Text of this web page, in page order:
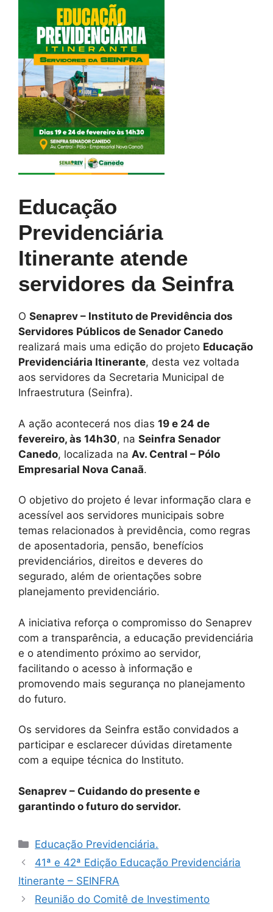
Educação
Previdenciária
Itinerante atende
servidores da Seinfra
O Senaprev – Instituto de Previdência dos
Servidores Públicos de Senador Canedo
realizará mais uma edição do projeto Educação
Previdenciária Itinerante, desta vez voltada
aos servidores da Secretaria Municipal de
Infraestrutura (Seinfra).
A ação acontecerá nos dias 19 e 24 de
fevereiro, às 14h30, na Seinfra Senador
Canedo, localizada na Av. Central – Pólo
Empresarial Nova Canaã.
O objetivo do projeto é levar informação clara e
acessível aos servidores municipais sobre
temas relacionados à previdência, como regras
de aposentadoria, pensão, benefícios
previdenciários, direitos e deveres do
segurado, além de orientações sobre
planejamento previdenciário.
A iniciativa reforça o compromisso do Senaprev
com a transparência, a educação previdenciária
e o atendimento próximo ao servidor,
facilitando o acesso à informação e
promovendo mais segurança no planejamento
do futuro.
Os servidores da Seinfra estão convidados a
participar e esclarecer dúvidas diretamente
com a equipe técnica do Instituto.
Senaprev – Cuidando do presente e
garantindo o futuro do servidor.
Educação Previdenciária.
41ª e 42ª Edição Educação Previdenciária
Itinerante – SEINFRA
Reunião do Comitê de Investimento